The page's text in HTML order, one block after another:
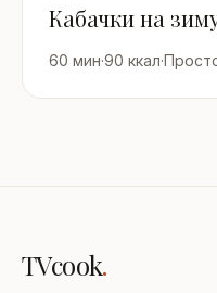
Кабачки на
60 мин·90 ккал·
TVcook.